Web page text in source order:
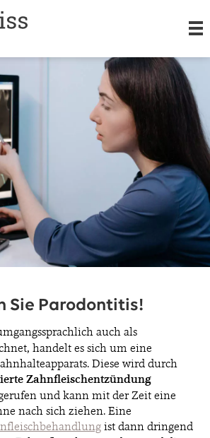
LEISTUNGEN
ORALCHIRURGIE
TEAM
KARRIERE
BLOG
& TERMINE
Sie Parodontitis!
auch als
handelt es sich um eine
Diese wird durch
Zahnfleischentzündung
und kann mit der Zeit eine
nach sich ziehen. Eine
ist dann dringend